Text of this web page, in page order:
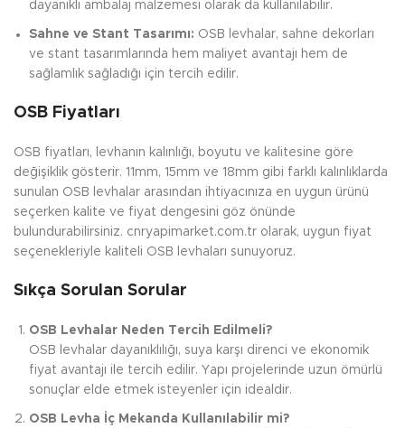
dayanıklı ambalaj malzemesi olarak da kullanılabilir.
Sahne ve Stant Tasarımı: OSB levhalar, sahne dekorları
ve stant tasarımlarında hem maliyet avantajı hem de
sağlamlık sağladığı için tercih edilir.
OSB Fiyatları
OSB fiyatları, levhanın kalınlığı, boyutu ve kalitesine göre
değişiklik gösterir. 11mm, 15mm ve 18mm gibi farklı kalınlıklarda
sunulan OSB levhalar arasından ihtiyacınıza en uygun ürünü
seçerken kalite ve fiyat dengesini göz önünde
bulundurabilirsiniz. cnryapimarket.com.tr olarak, uygun fiyat
seçenekleriyle kaliteli OSB levhaları sunuyoruz.
Sıkça Sorulan Sorular
OSB Levhalar Neden Tercih Edilmeli?
OSB levhalar dayanıklılığı, suya karşı direnci ve ekonomik
fiyat avantajı ile tercih edilir. Yapı projelerinde uzun ömürlü
sonuçlar elde etmek isteyenler için idealdir.
OSB Levha İç Mekanda Kullanılabilir mi?